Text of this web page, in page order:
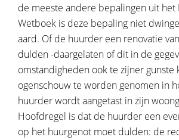
de meeste andere bepalingen uit het
Wetboek is deze bepaling niet
aard. Of de huurder een renovatie
dulden -daargelaten of dit in de
omstandigheden ook te zijner gunste
ogenschouw te worden genomen in
huurder wordt aangetast in zijn
Hoofdregel is dat de huurder een
op het huurgenot moet dulden: de